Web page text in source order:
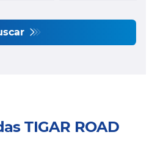
TIGAR ROAD